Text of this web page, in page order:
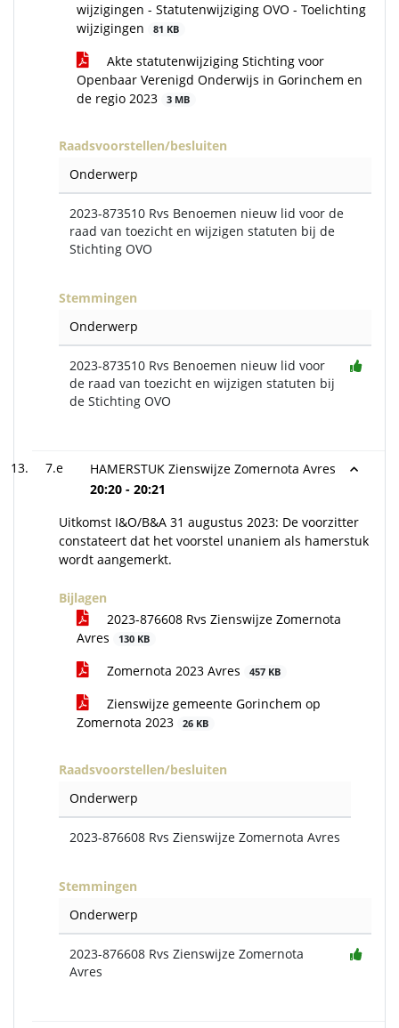
wijzigingen - Statutenwijziging OVO - Toelichting
wijzigingen
81 KB
Akte statutenwijziging Stichting voor
Openbaar Verenigd Onderwijs in Gorinchem en
de regio 2023
3 MB
Raadsvoorstellen/besluiten
Onderwerp
2023-873510 Rvs Benoemen nieuw lid voor de
raad van toezicht en wijzigen statuten bij de
Stichting OVO
Stemmingen
Onderwerp
2023-873510 Rvs Benoemen nieuw lid voor
de raad van toezicht en wijzigen statuten bij
de Stichting OVO
7.e
HAMERSTUK Zienswijze Zomernota Avres
20:20 - 20:21
Uitkomst I&O/B&A 31 augustus 2023: De voorzitter
constateert dat het voorstel unaniem als hamerstuk
wordt aangemerkt.
Bijlagen
2023-876608 Rvs Zienswijze Zomernota
Avres
130 KB
Zomernota 2023 Avres 457 KB
Zienswijze gemeente Gorinchem op
Zomernota 2023
26 KB
Raadsvoorstellen/besluiten
Onderwerp
2023-876608 Rvs Zienswijze Zomernota Avres
Stemmingen
Onderwerp
2023-876608 Rvs Zienswijze Zomernota
Avres